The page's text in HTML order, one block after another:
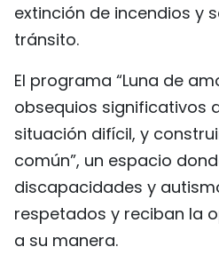
extinción de incendios y
tránsito.
El programa “Luna de
obsequios significativos
situación difícil, y
común”, un espacio
discapacidades y
respetados y reciban la
a su manera.